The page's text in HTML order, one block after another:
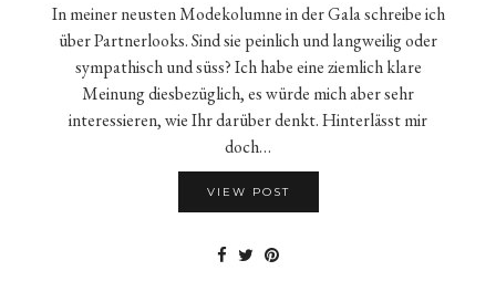
In meiner neusten Modekolumne in der Gala schreibe ich
über Partnerlooks. Sind sie peinlich und langweilig oder
sympathisch und süss? Ich habe eine ziemlich klare
Meinung diesbezüglich, es würde mich aber sehr
interessieren, wie Ihr darüber denkt. Hinterlässt mir
doch…
VIEW POST